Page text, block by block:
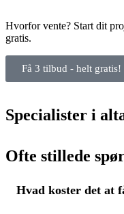
Hvorfor vente? Start dit
gratis.
Få 3 tilbud - helt gratis!
Specialister i
Ofte stillede
Hvad koster det at